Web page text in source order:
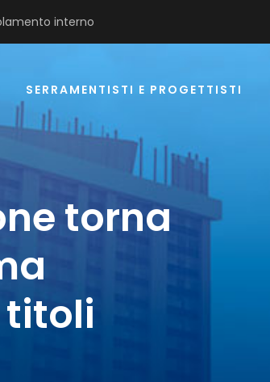
interno
SERRAMENTISTI E PROGETTISTI
torna
titoli